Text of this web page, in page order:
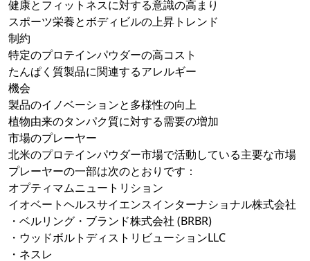
健康とフィットネスに対する意識の高まり
スポーツ栄養とボディビルの上昇トレンド
制約
特定のプロテインパウダーの高コスト
たんぱく質製品に関連するアレルギー
機会
製品のイノベーションと多様性の向上
植物由来のタンパク質に対する需要の増加
市場のプレーヤー
北米のプロテインパウダー市場で活動している主要な市場
プレーヤーの一部は次のとおりです：
オプティマムニュートリション
イオベートヘルスサイエンスインターナショナル株式会社
・ベルリング・ブランド株式会社 (BRBR)
・ウッドボルトディストリビューションLLC
・ネスレ